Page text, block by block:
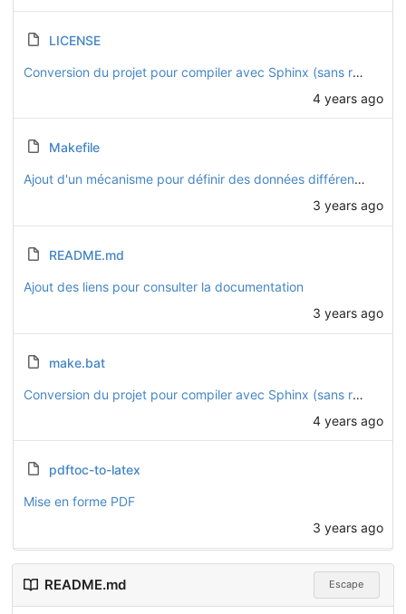
LICENSE
Conversion du projet pour compiler avec Sphinx (sans readthedocs)
4 years ago
Makefile
Ajout d'un mécanisme pour définir des données différentes dans chaque version
3 years ago
README.md
Ajout des liens pour consulter la documentation
3 years ago
make.bat
Conversion du projet pour compiler avec Sphinx (sans readthedocs)
4 years ago
pdftoc-to-latex
Mise en forme PDF
3 years ago
README.md Escape